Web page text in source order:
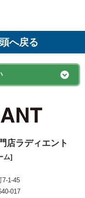
へ戻る
店ラディエント
ム]
7-1-45
017